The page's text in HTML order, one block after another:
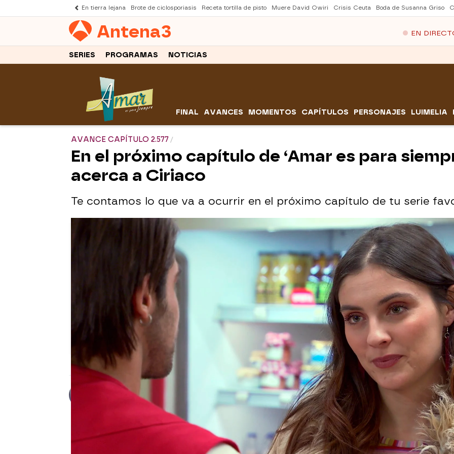
En tierra lejana Brote de ciclosporiasis Receta tortilla de pisto Muere David Owiri Crisis Ceuta Boda de Susanna Griso
Antena3 EN
SERIES PROGRAMAS NOTICIAS
FINAL AVANCES MOMENTOS CAPÍTULOS PERSONAJES LUIMELIA
AVANCE CAPÍTULO 2.577
En el próximo capítulo de ‘Amar es para
acerca a Ciriaco
Te contamos lo que va a ocurrir en el próximo capítulo de tu serie
Desirée Castillo
10 de marzo de 2023, 17:14
WhatsappFacebook
En ausencia de Manolita,Nievessigue pensando cómo
combatir la inflación.